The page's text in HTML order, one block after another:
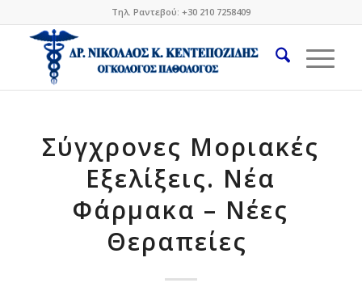
Τηλ. Ραντεβού: +30 210 7258409
Σύγχρονες Μοριακές
Εξελίξεις. Νέα
Φάρμακα – Νέες
Θεραπείες